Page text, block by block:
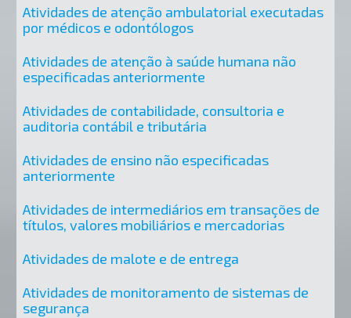
Atividades de atenção ambulatorial executadas
por médicos e odontólogos
Atividades de atenção à saúde humana não
especificadas anteriormente
Atividades de contabilidade, consultoria e
auditoria contábil e tributária
Atividades de ensino não especificadas
anteriormente
Atividades de intermediários em transações de
títulos, valores mobiliários e mercadorias
Atividades de malote e de entrega
Atividades de monitoramento de sistemas de
segurança